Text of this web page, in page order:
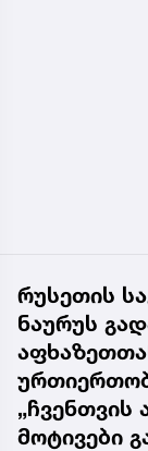
რუსეთის
ნაურუს
„ჩვენთვის
მოტივები